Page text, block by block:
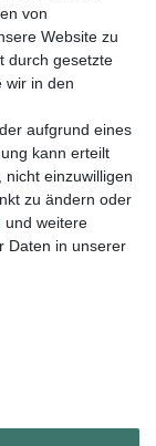
AGB
von
Website zu
durch gesetzte
wir in den
aufgrund eines
kann erteilt
einzuwilligen
zu ändern oder
und weitere
Daten in unserer